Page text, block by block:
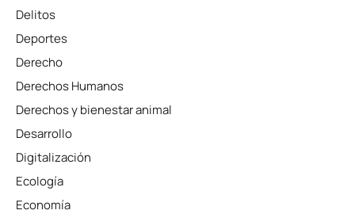
Delitos
Deportes
Derecho
Derechos Humanos
Derechos y bienestar animal
Desarrollo
Digitalización
Ecología
Economía